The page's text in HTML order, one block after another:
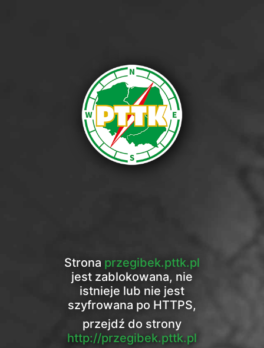
Strona przegibek.pttk.pl
jest zablokowana, nie
istnieje lub nie jest
szyfrowana po HTTPS,
przejdź do strony
http://przegibek.pttk.pl